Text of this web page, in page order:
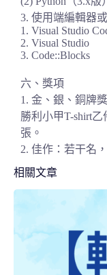
3. 使用端編輯器
1. Visual Studio
2. Visual Studio
3. Code::Blocks
六、獎項
1. 金、銀、銅牌
勝利小甲T-shirt乙
張。
2. 佳作：若干名
相關文章